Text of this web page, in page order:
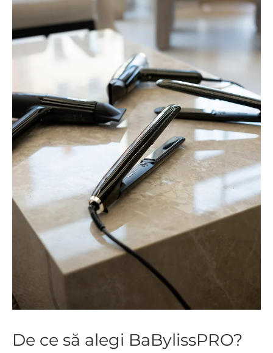
De ce să alegi BaBylissPRO?